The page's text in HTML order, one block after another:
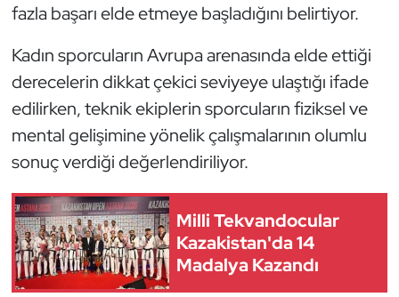
fazla başarı elde etmeye başladığını belirtiyor.
Kadın sporcuların Avrupa arenasında elde ettiği
derecelerin dikkat çekici seviyeye ulaştığı ifade
edilirken, teknik ekiplerin sporcuların fiziksel ve
mental gelişimine yönelik çalışmalarının olumlu
sonuç verdiği değerlendiriliyor.
Milli Tekvandocular
Kazakistan'da 14
Madalya Kazandı
Optimist
Oryantiring
Özel Sporcular
Paralimpik
Ragbi
Satranç
Su Topu